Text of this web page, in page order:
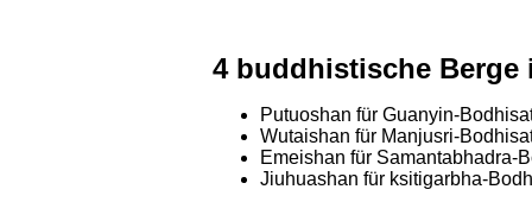
4 buddhistische Berge
Putuoshan für Guanyin-
Wutaishan für Manjusri-
Emeishan für Samantabhadra-
Jiuhuashan für ksitigarbha-